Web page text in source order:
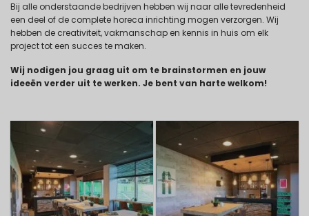
Bij alle onderstaande bedrijven hebben wij naar alle tevredenheid
een deel of de complete horeca inrichting mogen verzorgen. Wij
hebben de creativiteit, vakmanschap en kennis in huis om elk
project tot een succes te maken.
Wij nodigen jou graag uit om te brainstormen en jouw
ideeën verder uit te werken. Je bent van harte welkom!